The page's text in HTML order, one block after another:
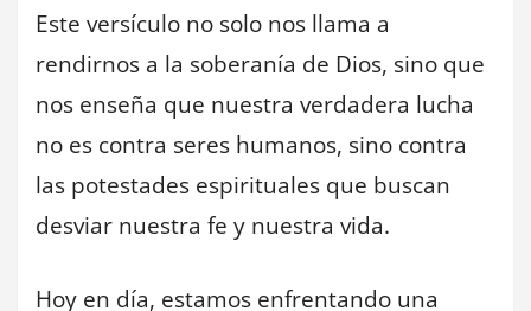
Este versículo no solo nos llama a
rendirnos a la soberanía de Dios, sino que
nos enseña que nuestra verdadera lucha
no es contra seres humanos, sino contra
las potestades espirituales que buscan
desviar nuestra fe y nuestra vida.
Hoy en día, estamos enfrentando una